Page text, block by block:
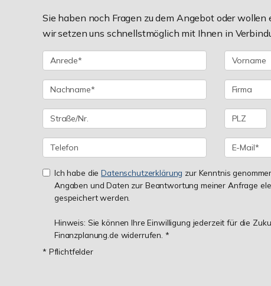
Sie haben noch Fragen zu dem Angebot oder
wir setzen uns schnellstmöglich mit Ihnen in
Ich habe dieDatenschutzerklärung zur Kenntnis
Angaben und Daten zur Beantwortung meiner Anfrage
gespeichert werden.
Hinweis: Sie können Ihre Einwilligung jederzeit für die
Finanzplanung.de widerrufen. *
* Pflichtfelder